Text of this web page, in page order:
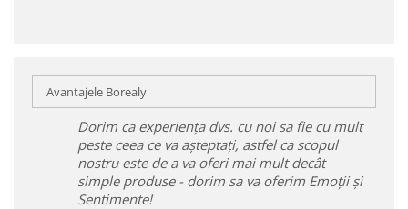
Avantajele Borealy
Dorim ca experiența dvs. cu noi sa fie cu mult
peste ceea ce va așteptați, astfel ca scopul
nostru este de a va oferi mai mult decât
simple produse - dorim sa va oferim Emoții și
Sentimente!